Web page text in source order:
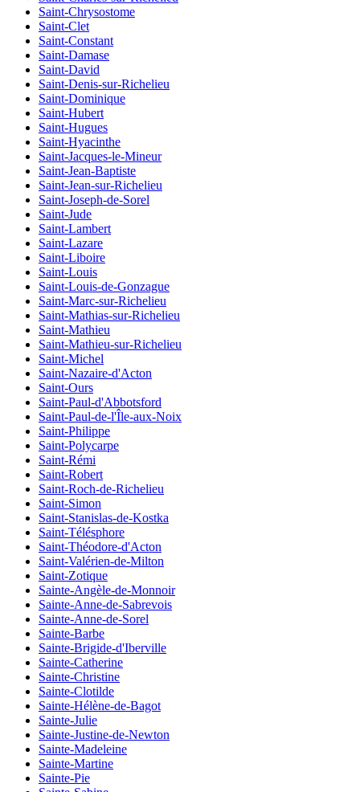
Saint-Chrysostome
Saint-Clet
Saint-Constant
Saint-Damase
Saint-David
Saint-Denis-sur-Richelieu
Saint-Dominique
Saint-Hubert
Saint-Hugues
Saint-Hyacinthe
Saint-Jacques-le-Mineur
Saint-Jean-Baptiste
Saint-Jean-sur-Richelieu
Saint-Joseph-de-Sorel
Saint-Jude
Saint-Lambert
Saint-Lazare
Saint-Liboire
Saint-Louis
Saint-Louis-de-Gonzague
Saint-Marc-sur-Richelieu
Saint-Mathias-sur-Richelieu
Saint-Mathieu
Saint-Mathieu-sur-Richelieu
Saint-Michel
Saint-Nazaire-d'Acton
Saint-Ours
Saint-Paul-d'Abbotsford
Saint-Paul-de-l'Île-aux-Noix
Saint-Philippe
Saint-Polycarpe
Saint-Rémi
Saint-Robert
Saint-Roch-de-Richelieu
Saint-Simon
Saint-Stanislas-de-Kostka
Saint-Télésphore
Saint-Théodore-d'Acton
Saint-Valérien-de-Milton
Saint-Zotique
Sainte-Angèle-de-Monnoir
Sainte-Anne-de-Sabrevois
Sainte-Anne-de-Sorel
Sainte-Barbe
Sainte-Brigide-d'Iberville
Sainte-Catherine
Sainte-Christine
Sainte-Clotilde
Sainte-Hélène-de-Bagot
Sainte-Julie
Sainte-Justine-de-Newton
Sainte-Madeleine
Sainte-Martine
Sainte-Pie